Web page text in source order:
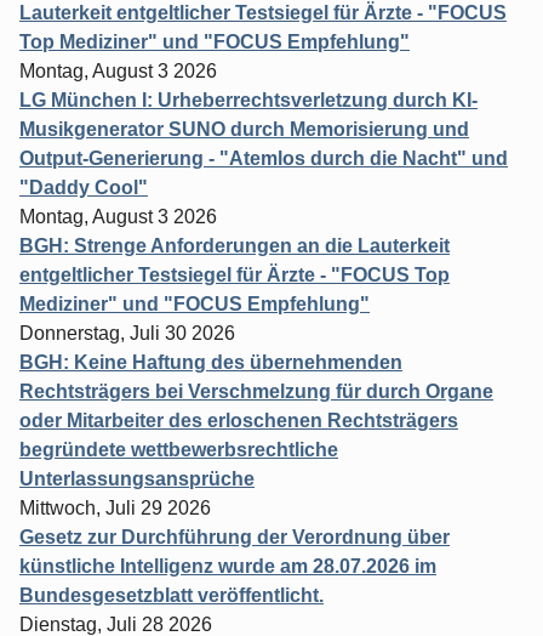
Lauterkeit entgeltlicher Testsiegel für Ärzte - "FOCUS
Top Mediziner" und "FOCUS Empfehlung"
Montag, August 3 2026
LG München I: Urheberrechtsverletzung durch KI-
Musikgenerator SUNO durch Memorisierung und
Output-Generierung - "Atemlos durch die Nacht" und
"Daddy Cool"
Montag, August 3 2026
BGH: Strenge Anforderungen an die Lauterkeit
entgeltlicher Testsiegel für Ärzte - "FOCUS Top
Mediziner" und "FOCUS Empfehlung"
Donnerstag, Juli 30 2026
BGH: Keine Haftung des übernehmenden
Rechtsträgers bei Verschmelzung für durch Organe
oder Mitarbeiter des erloschenen Rechtsträgers
begründete wettbewerbsrechtliche
Unterlassungsansprüche
Mittwoch, Juli 29 2026
Gesetz zur Durchführung der Verordnung über
künstliche Intelligenz wurde am 28.07.2026 im
Bundesgesetzblatt veröffentlicht.
Dienstag, Juli 28 2026